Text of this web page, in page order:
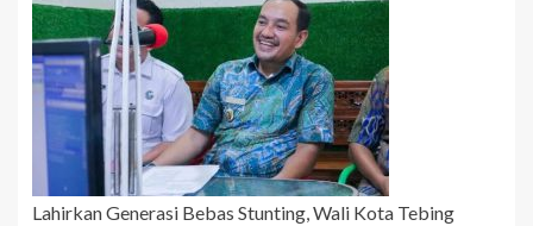
Lahirkan Generasi Bebas Stunting, Wali Kota Tebing